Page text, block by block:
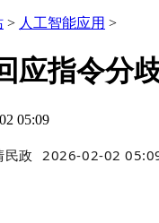
> 人工智能应用 >
应指令分
05:09
民政 2026-02-02